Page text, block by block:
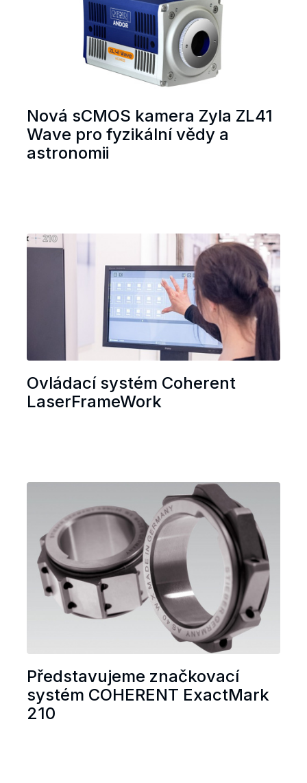
Nová sCMOS kamera Zyla ZL41
Wave pro fyzikální vědy a
astronomii
Ovládací systém Coherent
LaserFrameWork
Představujeme značkovací
systém COHERENT ExactMark
210